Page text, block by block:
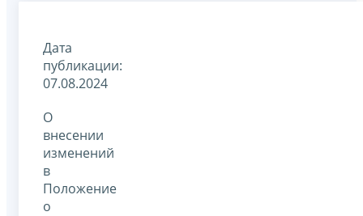
Дата
публикации:
07.08.2024
О
внесении
изменений
в
Положение
о